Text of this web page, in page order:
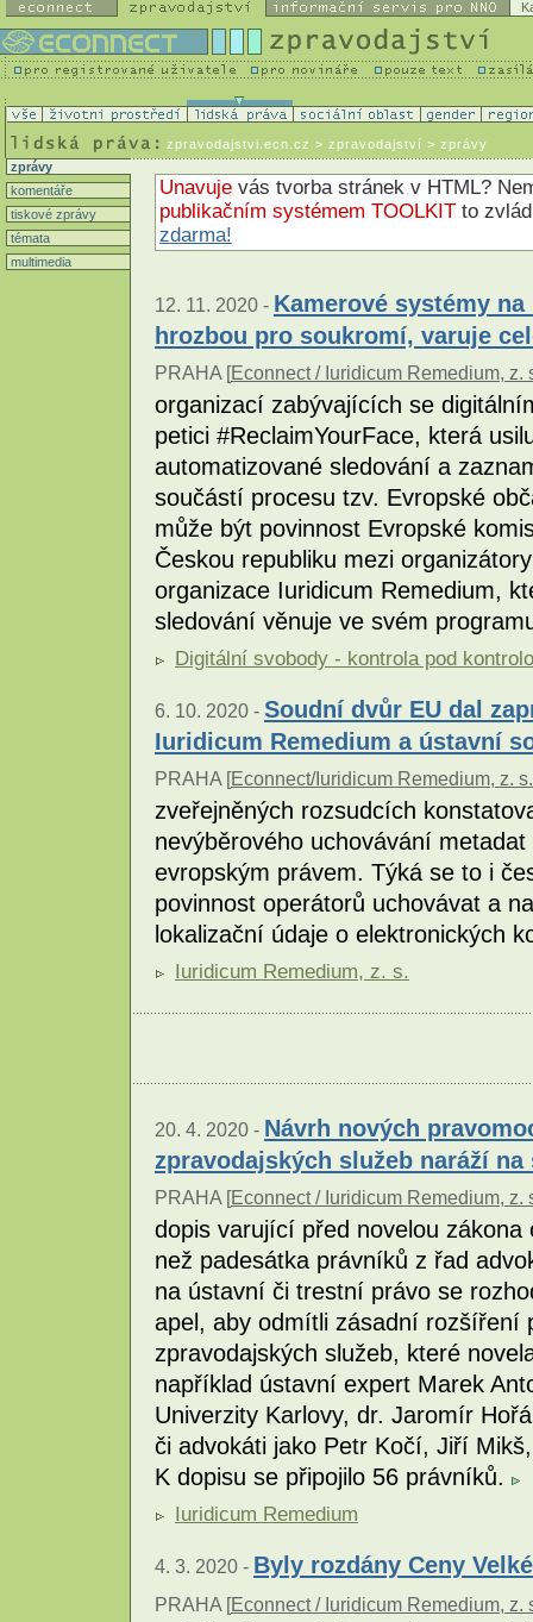
zpravodajstvi.ecn.cz > zpravodajství > zprávy
zprávy
komentáře
tiskové zprávy
témata
multimedia
Unavuje vás tvorba stránek v HTML?
publikačním systémem TOOLKIT to
zdarma!
12. 11. 2020 - Kamerové systémy
hrozbou pro soukromí, varuje
PRAHA [Econnect / Iuridicum Remedium, z.
organizací zabývajících se
petici #ReclaimYourFace, která
automatizované sledování a
součástí procesu tzv. Evropské
může být povinnost Evropské
Českou republiku mezi
organizace Iuridicum Remedium,
sledování věnuje ve svém
Digitální svobody - kontrola pod
6. 10. 2020 - Soudní dvůr EU dal
Iuridicum Remedium a ústavní
PRAHA [Econnect/Iuridicum Remedium, z. s.
zveřejněných rozsudcích
nevýběrového uchovávání
evropským právem. Týká se to i
povinnost operátorů uchovávat a
lokalizační údaje o elektronických
Iuridicum Remedium, z. s.
20. 4. 2020 - Návrh nových
zpravodajských služeb naráží
PRAHA [Econnect / Iuridicum Remedium, z.
dopis varující před novelou
než padesátka právníků z řad
na ústavní či trestní právo se
apel, aby odmítli zásadní rozšíření
zpravodajských služeb, které
například ústavní expert Marek
Univerzity Karlovy, dr. Jaromír
či advokáti jako Petr Kočí, Jiří
K dopisu se připojilo 56 právníků.
Iuridicum Remedium
4. 3. 2020 - Byly rozdány Ceny
PRAHA [Econnect / Iuridicum Remedium, z.